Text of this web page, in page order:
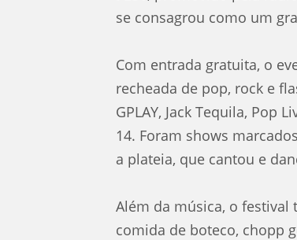
se consagrou como um
Com entrada gratuita, o
recheada de pop, rock e
GPLAY, Jack Tequila, Pop
14. Foram shows
a plateia, que cantou e
Além da música, o
comida de boteco, chopp